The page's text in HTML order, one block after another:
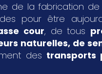
de la fabrication
pour être
cour, de tous
naturelles, de
des transports